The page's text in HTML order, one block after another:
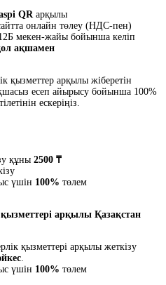
QRарқылы
онлайн төлеу (НДС-пен)
мекен-жайы бойынша келіп
ақшамен
қызметтер арқылы жіберетін
есеп айырысу бойынша 100%
ескеріңіз.
құны 2500 ₸
үшін 100% төлем
арқылы Қазақстан
қызметтері арқылы жеткізу
.
үшін 100% төлем